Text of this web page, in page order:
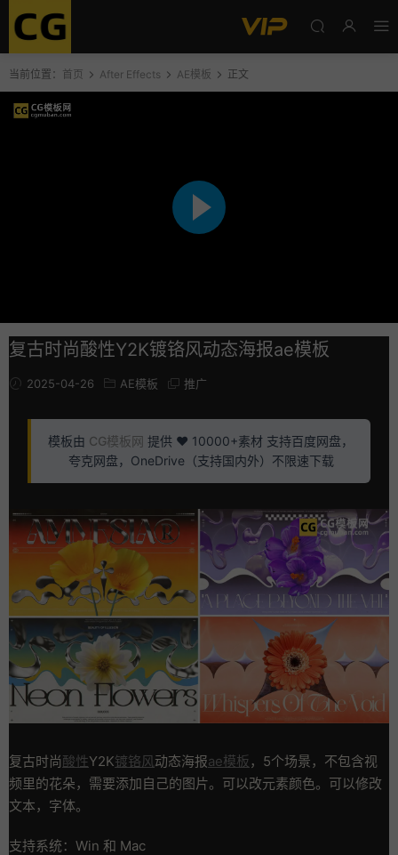
当前位置： 首页 After Effects AE模板 正文
复古时尚酸性Y2K镀铬风动态海报ae模板
2025-04-26 AE模板 推广
模板由 CG模板网 提供 ❤️ 10000+素材 支持百度网盘，
夸克网盘，OneDrive（支持国内外）不限速下载
复古时尚酸性Y2K镀铬风动态海报ae模板 ，5个场景，不包含视
频里的花朵，需要添加自己的图片。可以改元素颜色。可以修改
文本，字体。
支持系统：Win 和 Mac